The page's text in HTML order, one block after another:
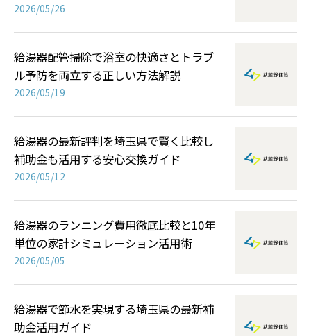
2026/05/26
給湯器配管掃除で浴室の快適さとトラブ
ル予防を両立する正しい方法解説
2026/05/19
給湯器の最新評判を埼玉県で賢く比較し
補助金も活用する安心交換ガイド
2026/05/12
給湯器のランニング費用徹底比較と10年
単位の家計シミュレーション活用術
2026/05/05
給湯器で節水を実現する埼玉県の最新補
助金活用ガイド